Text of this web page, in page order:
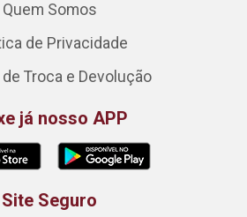
Quem Somos
de Privacidade
Troca e Devolução
já nosso APP
Site Seguro